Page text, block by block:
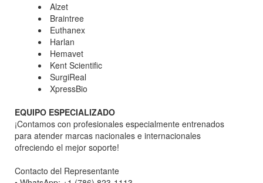
Alzet
Braintree
Euthanex
Harlan
Hemavet
Kent Scientific
SurgiReal
XpressBio
EQUIPO ESPECIALIZADO
¡Contamos con profesionales especialmente entrenados
para atender marcas nacionales e internacionales
ofreciendo el mejor soporte!
Contacto del Representante